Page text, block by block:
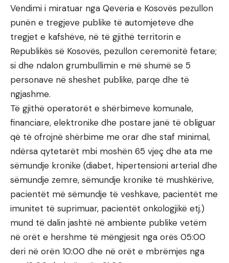
Vendimi i miratuar nga Qeveria e Kosovës pezullon
punën e tregjeve publike të automjeteve dhe
tregjet e kafshëve, në të gjithë territorin e
Republikës së Kosovës, pezullon ceremonitë fetare;
si dhe ndalon grumbullimin e më shumë se 5
personave në sheshet publike, parqe dhe të
ngjashme.
Të gjithë operatorët e shërbimeve komunale,
financiare, elektronike dhe postare janë të obliguar
që të ofrojnë shërbime me orar dhe staf minimal,
ndërsa qytetarët mbi moshën 65 vjeç dhe ata me
sëmundje kronike (diabet, hipertensioni arterial dhe
sëmundje zemre, sëmundje kronike të mushkërive,
pacientët më sëmundje të veshkave, pacientët me
imunitet të suprimuar, pacientët onkologjikë etj.)
mund të dalin jashtë në ambiente publike vetëm
në orët e hershme të mëngjesit nga orës 05:00
deri në orën 10:00 dhe në orët e mbrëmjes nga